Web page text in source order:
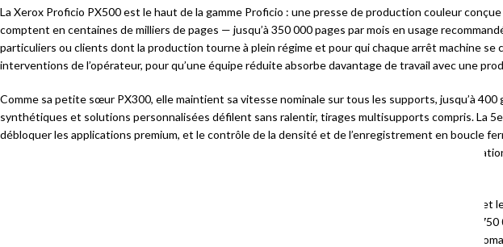
La Xerox Proficio PX500 est le haut de la gamme Proficio : une presse de production couleur
comptent en centaines de milliers de pages — jusqu’à 350 000 pages par mois en usage
particuliers ou clients dont la production tourne à plein régime et pour qui chaque arrêt machine
interventions de l’opérateur, pour qu’une équipe réduite absorbe davantage de travail avec une
Comme sa petite sœur PX300, elle maintient sa vitesse nominale sur tous les supports, jusqu’à
synthétiques et solutions personnalisées défilent sans ralentir, tirages multisupports compris. La
débloquer les applications premium, et le contrôle de la densité et de l’enregistrement en boucle
serveurs d’impression Fiery dédiés (Xerox EX-P PX500 ou EX PX500), et la finition en ligne —
Face à la Proficio PX300, l’entrée de la gamme, les capacités supports, les encres Beyond CMYK
recommandé de 350 000 pages par mois contre 150 000, un plafond de 1 800 000 pages contre
en standard, tandis que la PX500 est une presse d’impression pure, pilotée par flux avec son